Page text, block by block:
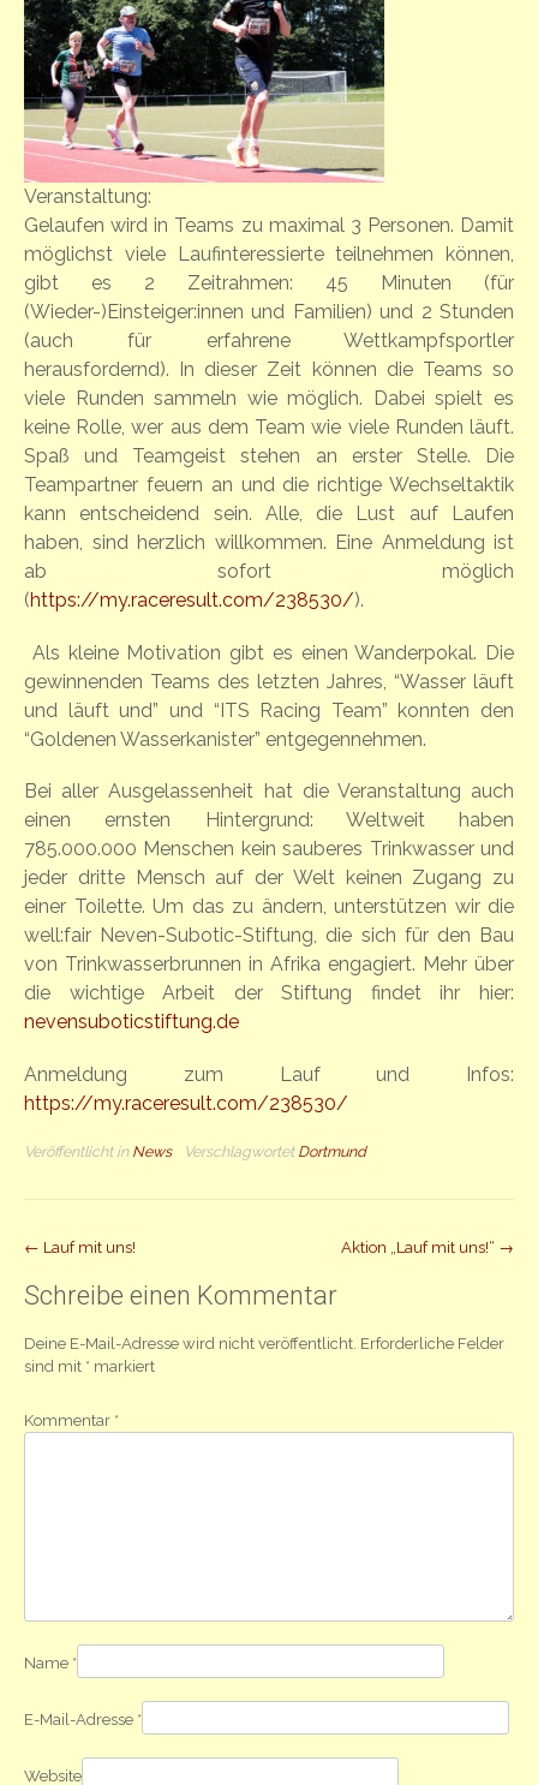
Veranstaltung:
Gelaufen wird in Teams zu maximal 3 Personen. Damit
möglichst viele Laufinteressierte teilnehmen können,
gibt es 2 Zeitrahmen: 45 Minuten (für
(Wieder-)Einsteiger:innen und Familien) und 2 Stunden
(auch für erfahrene Wettkampfsportler
herausfordernd). In dieser Zeit können die Teams so
viele Runden sammeln wie möglich. Dabei spielt es
keine Rolle, wer aus dem Team wie viele Runden läuft.
Spaß und Teamgeist stehen an erster Stelle. Die
Teampartner feuern an und die richtige Wechseltaktik
kann entscheidend sein. Alle, die Lust auf Laufen
haben, sind herzlich willkommen. Eine Anmeldung ist
ab sofort möglich
(https://my.raceresult.com/238530/).
Als kleine Motivation gibt es einen Wanderpokal. Die
gewinnenden Teams des letzten Jahres, “Wasser läuft
und läuft und” und “ITS Racing Team” konnten den
“Goldenen Wasserkanister” entgegennehmen.
Bei aller Ausgelassenheit hat die Veranstaltung auch
einen ernsten Hintergrund: Weltweit haben
785.000.000 Menschen kein sauberes Trinkwasser und
jeder dritte Mensch auf der Welt keinen Zugang zu
einer Toilette. Um das zu ändern, unterstützen wir die
well:fair Neven-Subotic-Stiftung, die sich für den Bau
von Trinkwasserbrunnen in Afrika engagiert. Mehr über
die wichtige Arbeit der Stiftung findet ihr hier:
nevensuboticstiftung.de
Anmeldung zum Lauf und Infos:
https://my.raceresult.com/238530/
Veröffentlicht in News Verschlagwortet Dortmund
Beitrag
Navigation
← Lauf mit uns! Aktion „Lauf mit uns!“ →
Schreibe einen Kommentar
Deine E-Mail-Adresse wird nicht veröffentlicht. Erforderliche Felder
sind mit * markiert
Kommentar *
Name *
E-Mail-Adresse *
Website